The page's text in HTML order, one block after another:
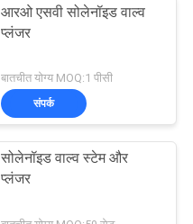
आरओ एसवी सोलेनॉइड वाल्व
प्लंजर
बातचीत योग्य MOQ:1 पीसी
संपर्क
सोलेनॉइड वाल्व स्टेम और
प्लंजर